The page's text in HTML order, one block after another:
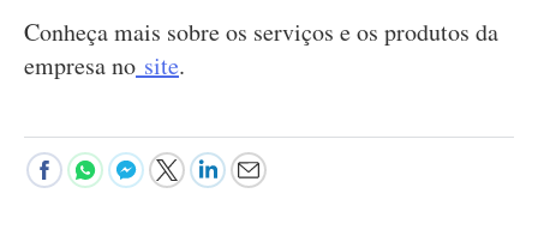
Conheça mais sobre os serviços e os produtos da
empresa no site.